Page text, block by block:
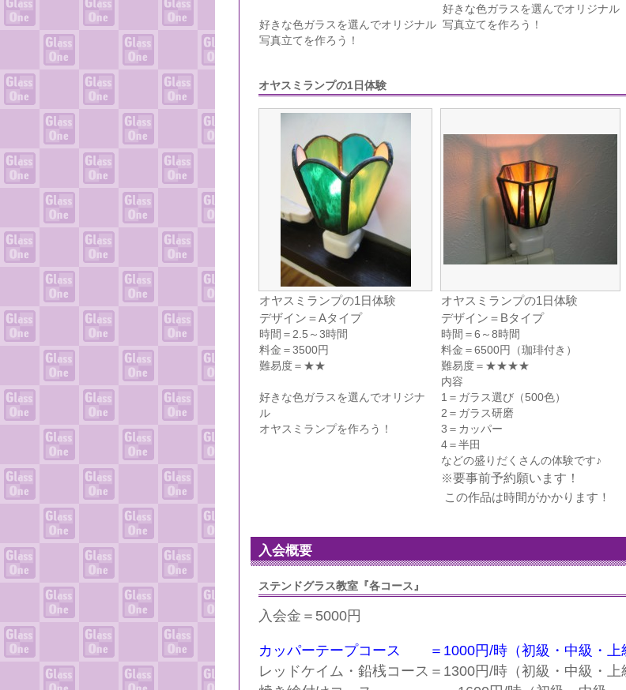
好きな色ガラスを選んでオリジナル
写真立てを作ろう！
好きな色ガラスを選んでオリジナル
写真立てを作ろう！
オヤスミランプの1日体験
オヤスミランプの1日体験
デザイン＝Aタイプ
時間＝2.5～3時間
料金＝3500円
難易度＝★★
好きな色ガラスを選んでオリジナ
ル
オヤスミランプを作ろう！
オヤスミランプの1日体験
デザイン＝Bタイプ
時間＝6～8時間
料金＝6500円
（珈琲付き）
難易度＝ ★★★★
内容
1＝ガラス選び（500色）
2＝ガラス研磨
3＝カッパー
4＝半田
などの盛りだくさんの体験です♪
※要事前予約願います！
この作品は時間がかかります！
入会概要
ステンドグラス教室『各コース』
入会金＝5000円
カッパーテープコース ＝1000円/時（初級・中級・上
レッドケイム・鉛桟コース＝1300円/時 （初級・中級・上